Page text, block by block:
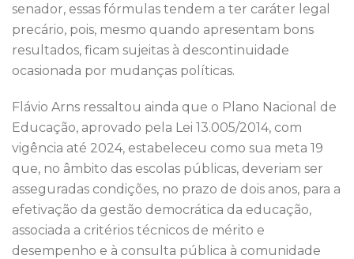
senador, essas fórmulas tendem a ter caráter legal
precário, pois, mesmo quando apresentam bons
resultados, ficam sujeitas à descontinuidade
ocasionada por mudanças políticas.
Flávio Arns ressaltou ainda que o Plano Nacional de
Educação, aprovado pela Lei 13.005/2014, com
vigência até 2024, estabeleceu como sua meta 19
que, no âmbito das escolas públicas, deveriam ser
asseguradas condições, no prazo de dois anos, para a
efetivação da gestão democrática da educação,
associada a critérios técnicos de mérito e
desempenho e à consulta pública à comunidade